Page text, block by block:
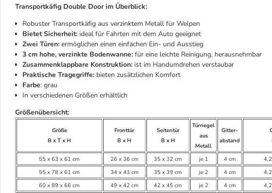
Transportkäfig Double Door im Überblick:
Robuster Transportkäfig aus verzinktem Metall für Welpen
Bietet Sicherheit: ideal für Fahrten mit dem Auto geeignet
Zwei Türen: ermöglichen einen einfachen Ein- und Ausstieg
3 cm hohe, verzinkte Bodenwanne: für eine leichte Reinigung, herausnehmbar
Zusammenklappbare Konstruktion: ist im Handumdrehen verstaubar
Praktische Tragegriffe: bieten zusätzlichen Komfort
Farbe: grau
In verschiedenen Größen erhältlich
Größenübersicht:
Größe
B x T x H
Fronttür
B x H
Seitentür
B x H
Türriegel
aus
Metall
Gitter-
abstand
55 x 63 x 61 cm
26 x 36 cm 35 x 32 cm je 1 4 cm
55 x 78 x 61 cm
34 x 43 cm 35 x 39 cm je 2 4 cm
60 x 89 x 66 cm
49 x 42 cm 42 x 45 cm je 2 4 cm